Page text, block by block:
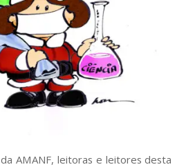
da AMANF, leitoras e leitores desta